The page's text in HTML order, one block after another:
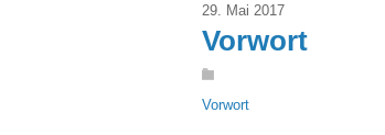
29. Mai 2017
Vorwort
Vorwort